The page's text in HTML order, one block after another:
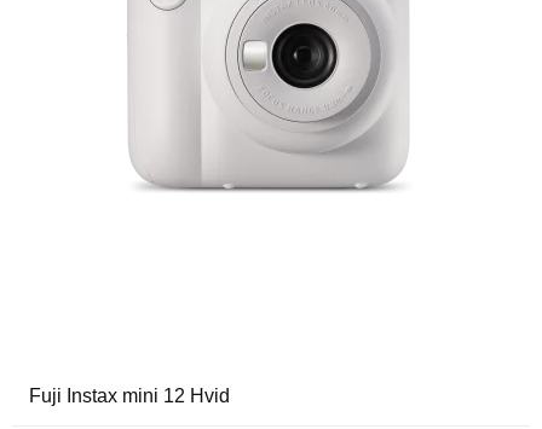
Fuji Instax mini 12 Hvid